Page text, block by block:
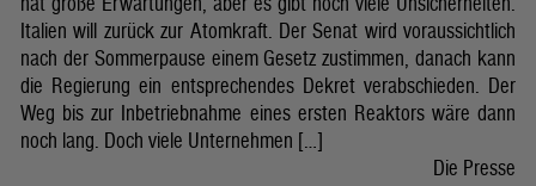
Italien will zurück zur Atomkraft. Der Senat wird voraussichtlich
nach der Sommerpause einem Gesetz zustimmen, danach kann
die Regierung ein entsprechendes Dekret verabschieden. Der
Weg bis zur Inbetriebnahme eines ersten Reaktors wäre dann
noch lang. Doch viele Unternehmen […]
Die Presse